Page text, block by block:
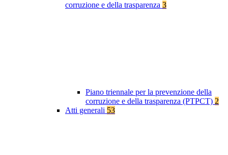
corruzione e della trasparenza 3
Piano triennale per la prevenzione della
corruzione e della trasparenza (PTPCT) 2
Atti generali 53